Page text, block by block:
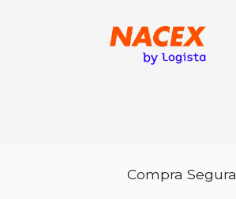
Compra Segura